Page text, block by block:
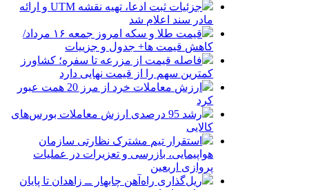
جزئیات ثبت ادعا، تهیه نقشه UTM و ارائه
مادر سند اعلام شد
قیمت طلا و سکه امروز جمعه ۱۶ مرداد/
کاهش قیمت ها+ جدول و جزییات
فاصله قیمت از مزرعه تا سفره؛ کشاورز
کمترین سهم را از قیمت نهایی دارد
ارزش معاملات خرد از مرز 20 همت عبور
کرد
رشد 95 درصدی ارزش معاملات بورس‌های
کالایی
استقرار تیم مشترک نظارتی سازمان
هواپیمایی، بازرسی و تعزیرات در عملیات
پروازی اربعین
ریل‌گذاری راه‌آهن چابهار ــ زاهدان تا پایان